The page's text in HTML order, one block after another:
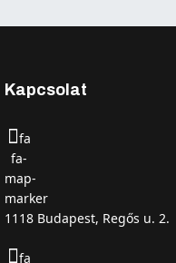
Kapcsolat
fa
fa-
map-
marker
1118 Budapest, Regős u. 2.
fa